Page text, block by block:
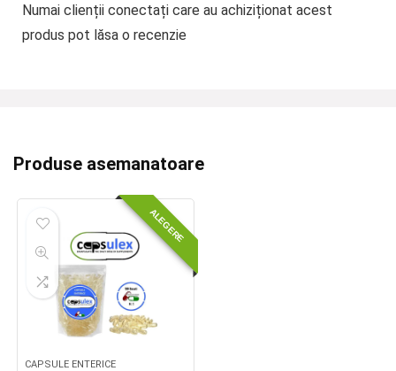
Numai clienții conectați care au achiziționat acest
produs pot lăsa o recenzie
Produse asemanatoare
ALEGERE
CAPSULE ENTERICE